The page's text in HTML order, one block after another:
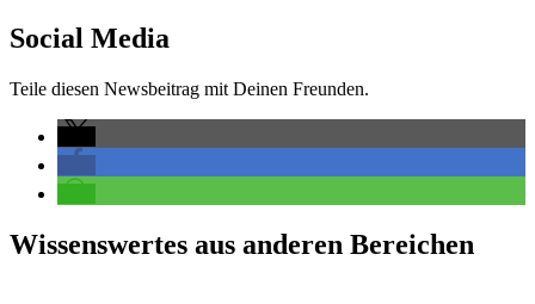
Social Media
Teile diesen Newsbeitrag mit Deinen Freunden.
Wissenswertes aus anderen Bereichen